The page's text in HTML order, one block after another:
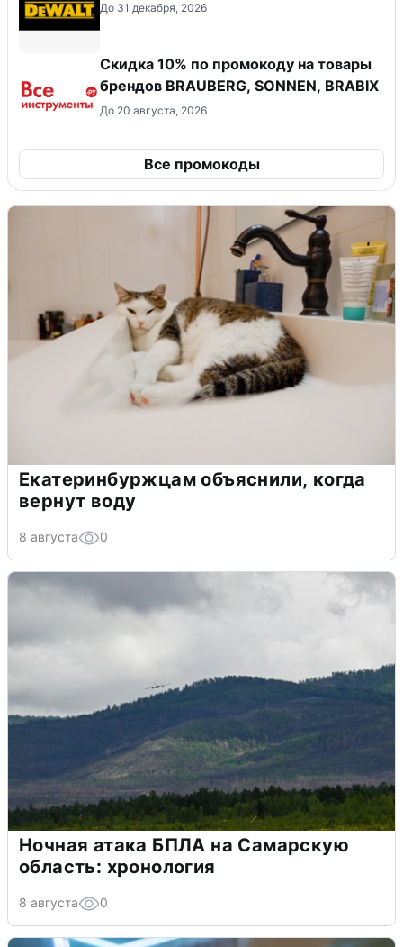
До 31 декабря, 2026
Скидка 10% по промокоду на товары
брендов BRAUBERG, SONNEN, BRABIX
До 20 августа, 2026
Все промокоды
Екатеринбуржцам объяснили, когда
вернут воду
8 августа 0
Ночная атака БПЛА на Самарскую
область: хронология
8 августа 0